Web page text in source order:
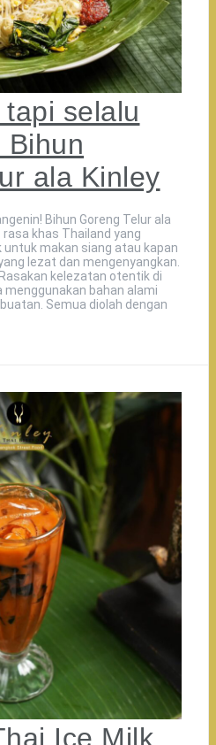
selalu
Bihun
ala Kinley
Bihun Goreng Telur ala
khas Thailand yang
untuk makan siang atau kapan
lezat dan mengenyangkan.
kelezatan otentik di
menggunakan bahan alami
Semua diolah dengan
Ice Milk